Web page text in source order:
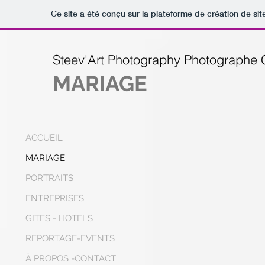
Ce site a été conçu sur la plateforme de création de
Steev'Art Photography Photographe
ACCUEIL
MARIAGE
PORTRAITS
ENTREPRISES
GITES - HOTELS
REPORTAGE-EVENTS
À PROPOS -CONTACT
MARIAGE